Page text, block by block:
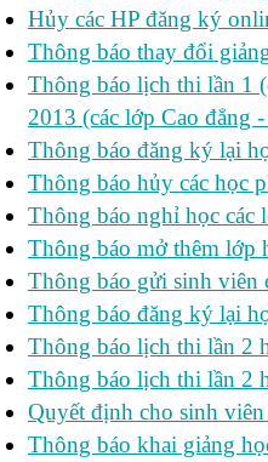
Hủy các HP đăng ký
Thông báo thay đổi
Thông báo lịch thi lần 1
2013 (các lớp Cao đẳng
Thông báo đăng ký lại
Thông báo hủy các học
Thông báo nghỉ học các
Thông báo mở thêm lớp
Thông báo gửi sinh viên
Thông báo đăng ký lại
Thông báo lịch thi lần 2
Thông báo lịch thi lần 2
Quyết định cho sinh
Thông báo khai giảng